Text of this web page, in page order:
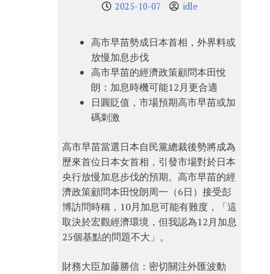
2025-10-07 idle
高市早苗勢成日本首相，外界料或
放慢加息步伐
高市早苗的經濟政策顧問本田悅
朗：加息時機可能12月更合適
日圓貶值，市場預期高市早苗或加
碼刺激
高市早苗當選日本自民黨總裁後勢將成為
歷來首位日本女首相，引發市場對於日本
央行放慢加息步伐的預期。高市早苗的經
濟政策顧問本田悅朗周一（6日）接受彭
博訪問時稱，10月加息可能有難度，「這
取決於宏觀經濟環境，但我認為12月加息
25個基點的問題不大」。
財務大臣加藤勝信：密切關注外匯波動